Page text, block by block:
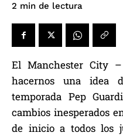
2 min de lectura
El Manchester City
hacernos una idea
temporada Pep
cambios inesperados
de inicio a todos los